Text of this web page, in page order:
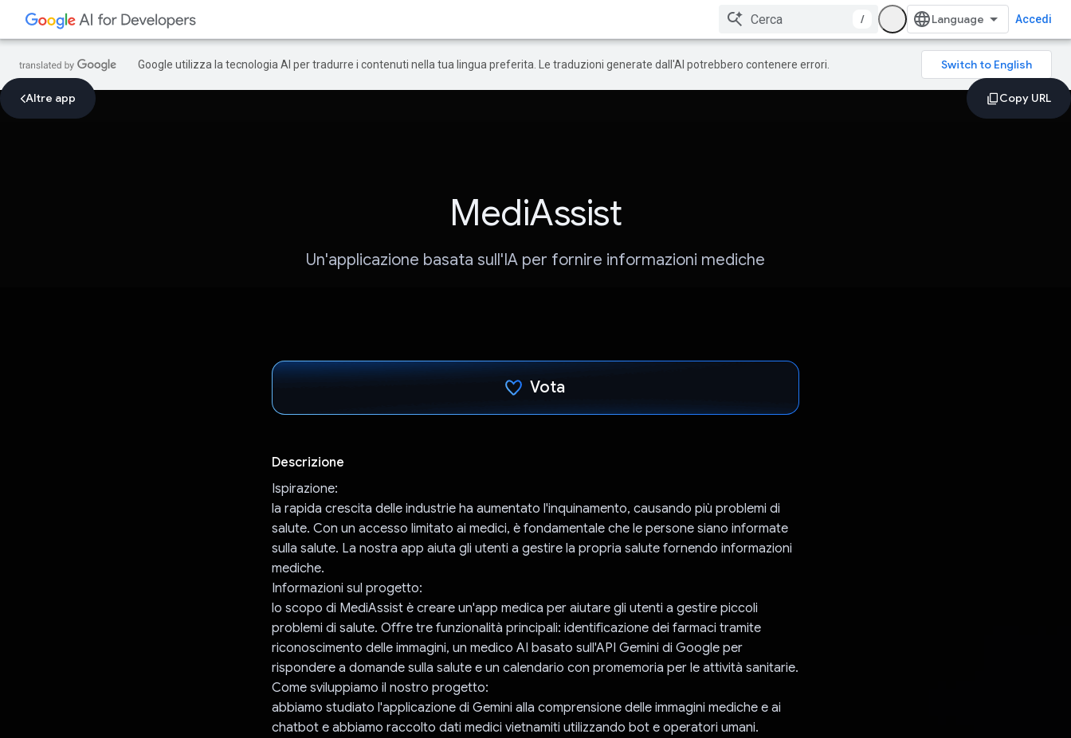
/ Accedi
Google utilizza la tecnologia AI per tradurre i contenuti nella tua lingua preferita. Le traduzioni generate dall'AI potrebbero contenere errori.
Altre app
MediAssist
Un'applicazione basata sull'IA per fornire informazioni mediche
Vota
Descrizione
Ispirazione:
la rapida crescita delle industrie ha aumentato l'inquinamento, causando più problemi di
salute. Con un accesso limitato ai medici, è fondamentale che le persone siano informate
sulla salute. La nostra app aiuta gli utenti a gestire la propria salute fornendo informazioni
mediche.
Informazioni sul progetto:
lo scopo di MediAssist è creare un'app medica per aiutare gli utenti a gestire piccoli
problemi di salute. Offre tre funzionalità principali: identificazione dei farmaci tramite
riconoscimento delle immagini, un medico AI basato sull'API Gemini di Google per
rispondere a domande sulla salute e un calendario con promemoria per le attività sanitarie.
Come sviluppiamo il nostro progetto:
abbiamo studiato l'applicazione di Gemini alla comprensione delle immagini mediche e ai
chatbot e abbiamo raccolto dati medici vietnamiti utilizzando bot e operatori umani.